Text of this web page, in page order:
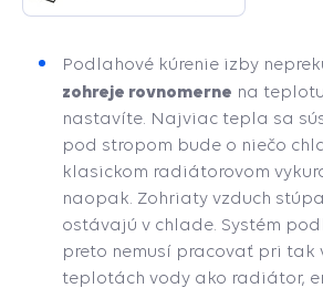
Podlahové kúrenie izby
zohreje rovnomerne na
nastavíte. Najviac tepla sa
pod stropom bude o niečo
klasickom radiátorovom
naopak. Zohriaty vzduch
ostávajú v chlade. Systém
preto nemusí pracovať pri tak
teplotách vody ako radiátor,